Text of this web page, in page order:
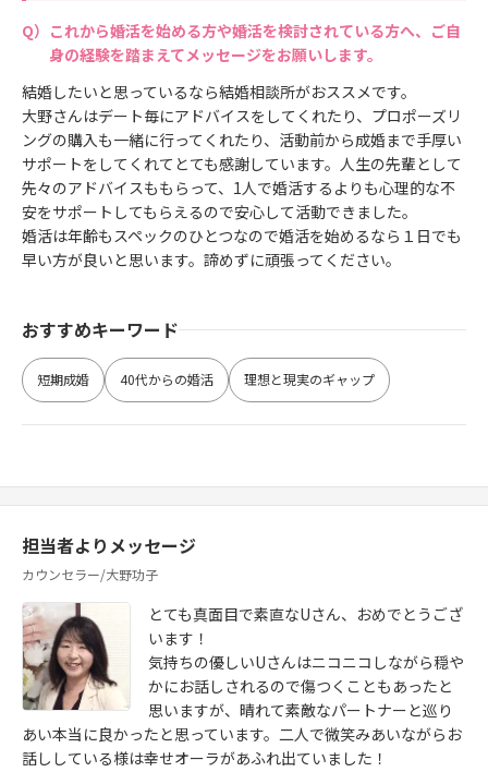
これから婚活を始める方や婚活を検討されている方へ、ご自
身の経験を踏まえてメッセージをお願いします。
結婚したいと思っているなら結婚相談所がおススメです。
大野さんはデート毎にアドバイスをしてくれたり、プロポーズリ
ングの購入も一緒に行ってくれたり、活動前から成婚まで手厚い
サポートをしてくれてとても感謝しています。人生の先輩として
先々のアドバイスももらって、1人で婚活するよりも心理的な不
安をサポートしてもらえるので安心して活動できました。
婚活は年齢もスペックのひとつなので婚活を始めるなら１日でも
早い方が良いと思います。諦めずに頑張ってください。
おすすめキーワード
短期成婚 40代からの婚活 理想と現実のギャップ
担当者よりメッセージ
カウンセラー/大野功子
とても真面目で素直なUさん、おめでとうござ
います！
気持ちの優しいUさんはニコニコしながら穏や
かにお話しされるので傷つくこともあったと
思いますが、晴れて素敵なパートナーと巡り
あい本当に良かったと思っています。二人で微笑みあいながらお
話ししている様は幸せオーラがあふれ出ていました！